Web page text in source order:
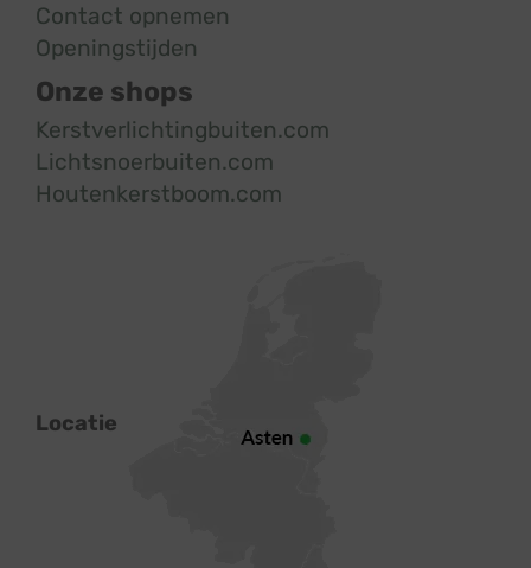
Contact opnemen
Openingstijden
Onze shops
Kerstverlichtingbuiten.com
Lichtsnoerbuiten.com
Houtenkerstboom.com
Locatie